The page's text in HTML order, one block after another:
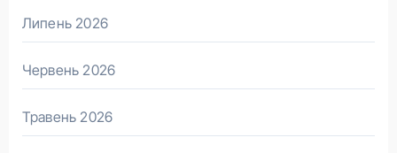
Липень 2026
Червень 2026
Травень 2026